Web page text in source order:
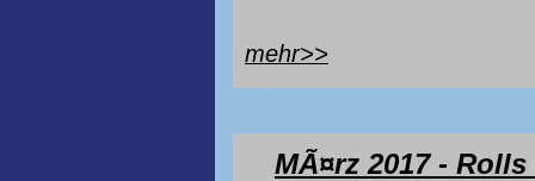
mehr>>
MÃ¤rz 2017 -